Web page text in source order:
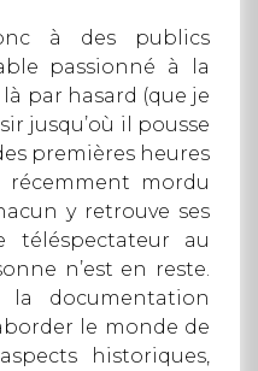
à des publics
passionné à la
par hasard (que je
jusqu’où il pousse
premières heures
mordu
y retrouve ses
téléspectateur au
n’est en reste.
la documentation
le monde de
historiques,